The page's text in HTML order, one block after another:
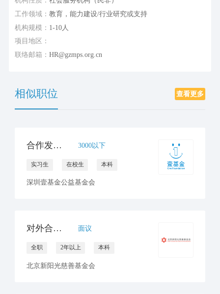
工作领域： 教育，能力建设/行业研究或支持
机构规模： 1-10人
项目地区：
联络邮箱： HR@gzmps.org.cn
相似职位 查看更多
合作发展一部/合作发展实习生 3000以下
实习生 在校生 本科
深圳壹基金公益基金会
对外合作官员/经理（公众） 面议
全职 2年以上 本科
北京新阳光慈善基金会